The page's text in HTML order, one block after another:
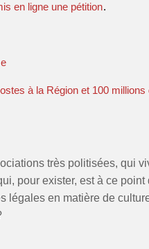
en ligne une pétition.
à la Région et 100 millions
très politisées, qui
pour exister, est à ce
légales en matière de